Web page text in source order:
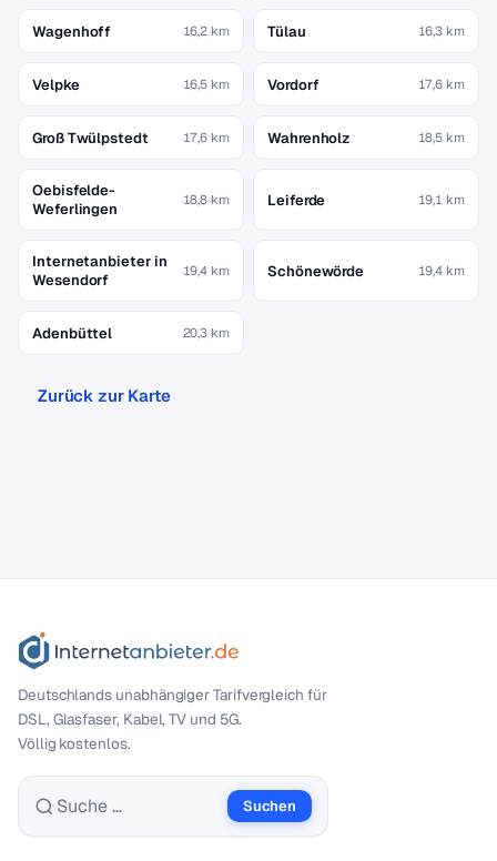
Wagenhoff 16,2 km Tülau 16,3 km
Velpke 16,5 km Vordorf 17,6 km
Groß Twülpstedt 17,6 km Wahrenholz 18,5 km
Oebisfelde-
Weferlingen
18,8 km Leiferde 19,1 km
Internetanbieter in
Wesendorf
19,4 km Schönewörde 19,4 km
Adenbüttel 20,3 km
Zurück zur Karte
Deutschlands unabhängiger Tarif­vergleich für
DSL, Glasfaser, Kabel, TV und 5G.
Völlig kostenlos.
Suche nach:
Suchen